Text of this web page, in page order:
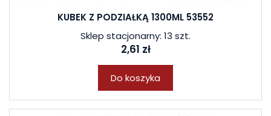
KUBEK Z PODZIAŁKĄ 1300ML 53552
Sklep stacjonarny: 13 szt.
2,61 zł
Do koszyka